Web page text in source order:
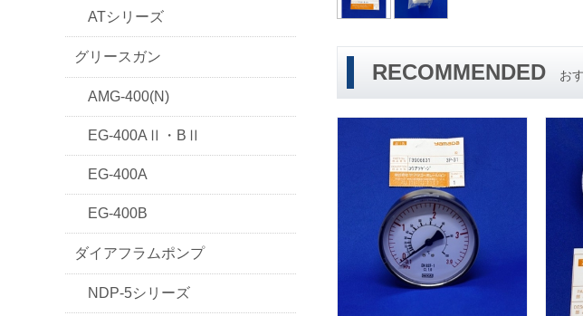
RECOMMENDED お
ATシリーズ
グリースガン
AMG-400(N)
EG-400AⅡ・BⅡ
EG-400A
EG-400B
ダイアフラムポンプ
NDP-5シリーズ